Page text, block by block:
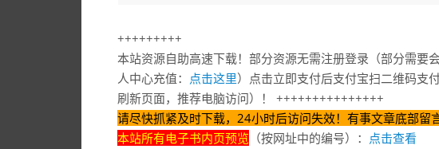
+++++++++
本站资源自助高速下载！部分资源无需注册登录（部分需要
人中心充值： 点击这里）点击立即支付后支付宝扫二维码支
刷新页面，推荐电脑访问）！ +++++++++++++++
请尽快抓紧及时下载，24小时后访问失效！有事文章底部留
本站所有电子书内页预览 （按网址中的编号）： 点击查看